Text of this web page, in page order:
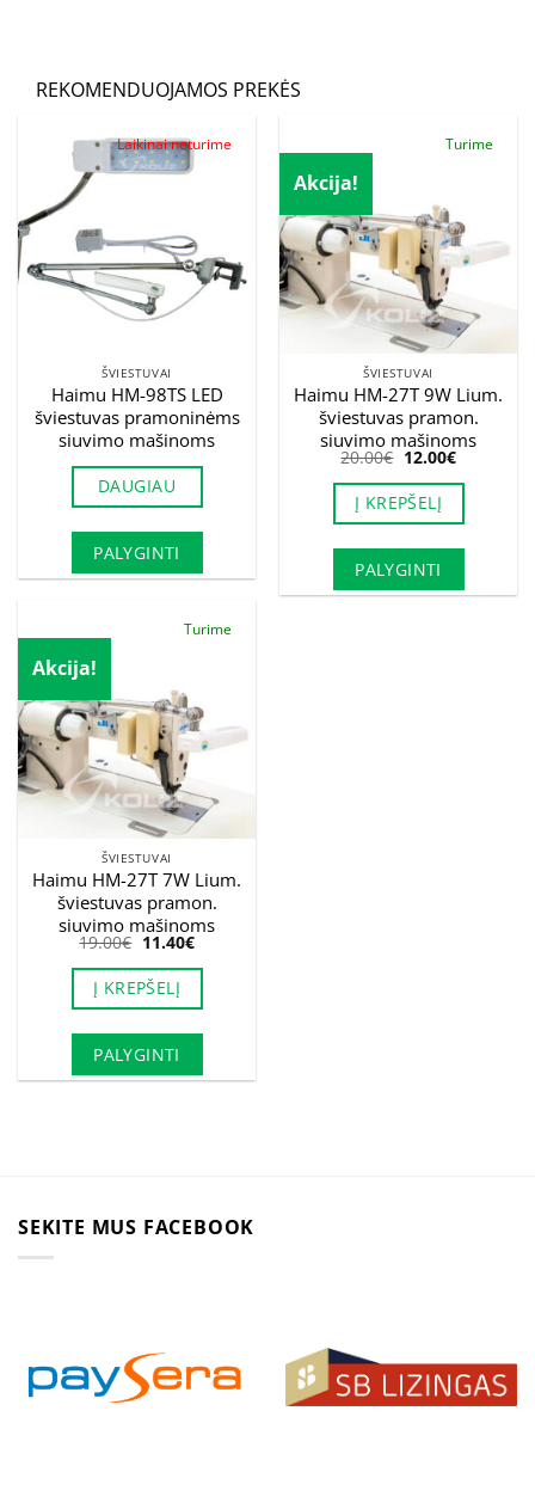
REKOMENDUOJAMOS PREKĖS
Laikinai neturime
ŠVIESTUVAI
Haimu HM-98TS LED
šviestuvas pramoninėms
siuvimo mašinoms
DAUGIAU
PALYGINTI
Akcija!
Turime
ŠVIESTUVAI
Haimu HM-27T 9W Lium.
šviestuvas pramon.
siuvimo mašinoms
20.00€ Original
price
was:
20.00€.
12.00€Current
price
is:
Į KREPŠELĮ
PALYGINTI
Akcija!
Turime
ŠVIESTUVAI
Haimu HM-27T 7W Lium.
šviestuvas pramon.
siuvimo mašinoms
19.00€ Original
price
was:
19.00€.
11.40€Current
price
is:
Į KREPŠELĮ
PALYGINTI
SEKITE MUS FACEBOOK